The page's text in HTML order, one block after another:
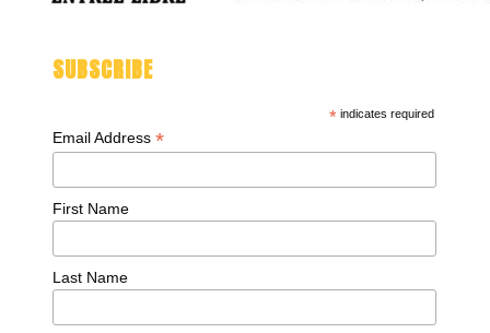
SUBSCRIBE
* indicates required
Email Address *
First Name
Last Name